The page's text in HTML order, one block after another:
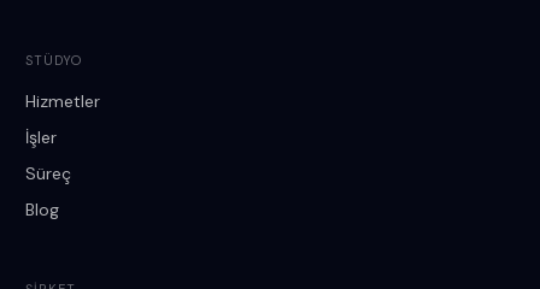
STÜDYO
Hizmetler
İşler
Süreç
Blog